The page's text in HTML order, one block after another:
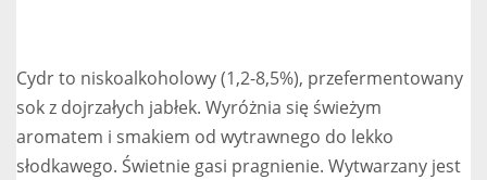
Cydr to niskoalkoholowy (1,2-8,5%), przefermentowany
sok z dojrzałych jabłek. Wyróżnia się świeżym
aromatem i smakiem od wytrawnego do lekko
słodkawego. Świetnie gasi pragnienie. Wytwarzany jest